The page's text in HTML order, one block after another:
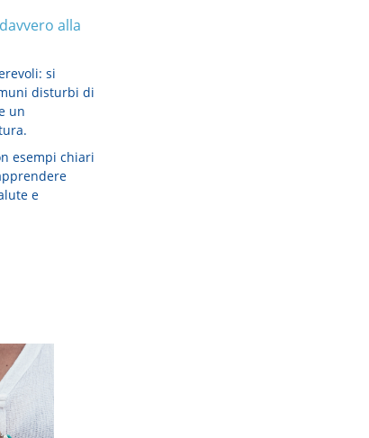
alla
si
disturbi di
un
esempi chiari
e